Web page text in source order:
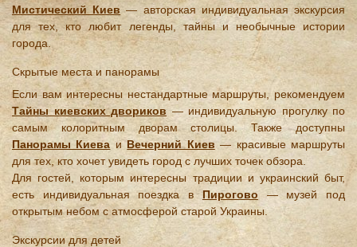
Мистический Киев — авторская индивидуальная экскурсия
для тех, кто любит легенды, тайны и необычные истории
города.
Скрытые места и панорамы
Если вам интересны нестандартные маршруты, рекомендуем
Тайны киевских двориков — индивидуальную прогулку по
самым колоритным дворам столицы. Также доступны
Панорамы Киева и Вечерний Киев— красивые маршруты
для тех, кто хочет увидеть город с лучших точек обзора.
Для гостей, которым интересны традиции и украинский быт,
есть индивидуальная поездка вПирогово — музей под
открытым небом с атмосферой старой Украины.
Экскурсии для детей